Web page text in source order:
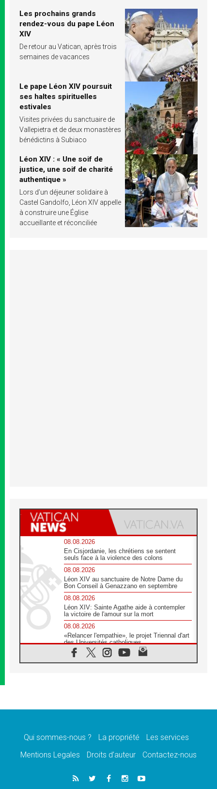
Les prochains grands
rendez-vous du pape Léon
XIV
De retour au Vatican, après trois
semaines de vacances
Le pape Léon XIV poursuit
ses haltes spirituelles
estivales
Visites privées du sanctuaire de
Vallepietra et de deux monastères
bénédictins à Subiaco
Léon XIV : « Une soif de
justice, une soif de charité
authentique »
Lors d’un déjeuner solidaire à
Castel Gandolfo, Léon XIV appelle
à construire une Église
accueillante et réconciliée
08.08.2026
En Cisjordanie, les chrétiens se sentent
seuls face à la violence des colons
08.08.2026
Léon XIV au sanctuaire de Notre Dame du
Bon Conseil à Genazzano en septembre
08.08.2026
Léon XIV: Sainte Agathe aide à contempler
la victoire de l'amour sur la mort
08.08.2026
«Relancer l'empathie», le projet Triennal d'art
des Universités catholiques
08.08.2026
Signis 2026, donner la parole aux religieuses
07.08.2026
07.08.2026
de l'Assomption et mémoire nationale
«La paix commence par l'empathie» estime
le cardinal Parolin
Qui sommes-nous ? La propriété
Les services
Mentions Legales
Droits d’auteur Contactez-nous